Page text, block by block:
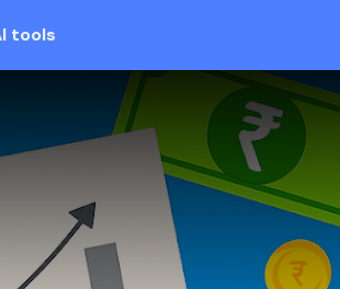
tools